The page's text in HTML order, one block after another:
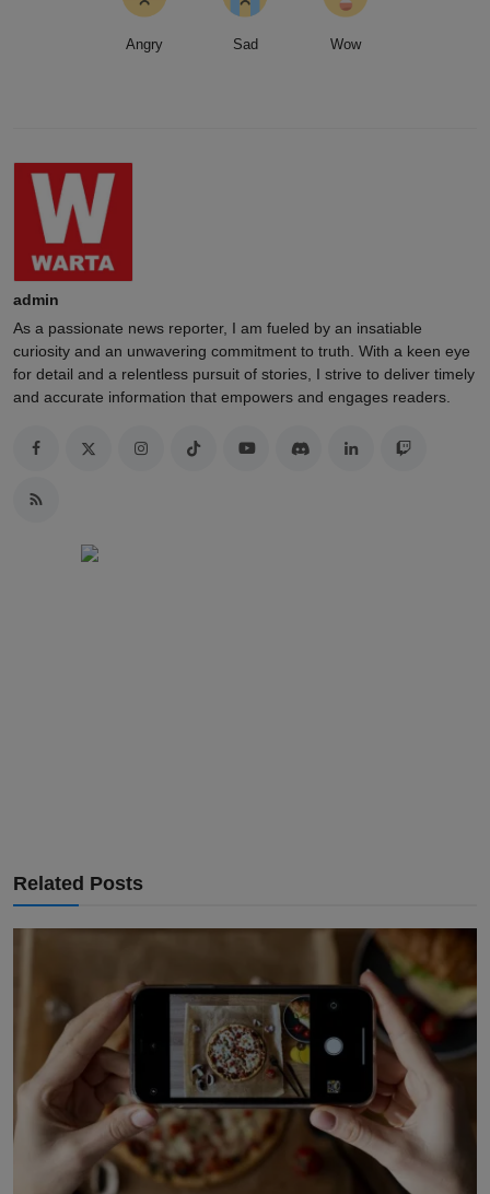
Angry Sad Wow
admin
As a passionate news reporter, I am fueled by an insatiable
curiosity and an unwavering commitment to truth. With a keen eye
for detail and a relentless pursuit of stories, I strive to deliver timely
and accurate information that empowers and engages readers.
Related Posts